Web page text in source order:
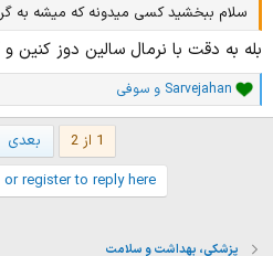
سلام ببخشید کسی میدونه که میشه به
بله به دقت با نرمال سالین دوز کنین
ا
م
Sarvejahan و سوفی
1 از 2 بعدی
register to reply here.
پزشکی، بهداشت و سلامت